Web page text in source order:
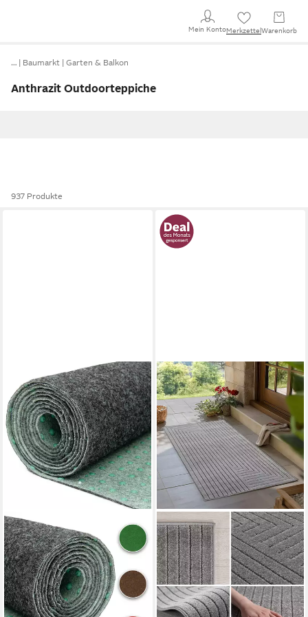
Mein KontoMerkzettel Warenkorb
… Baumarkt Garten & Balkon
Anthrazit Outdoorteppiche
937 Produkte